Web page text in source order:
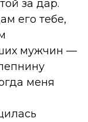
за дар.
его тебе,
мужчин —
меня